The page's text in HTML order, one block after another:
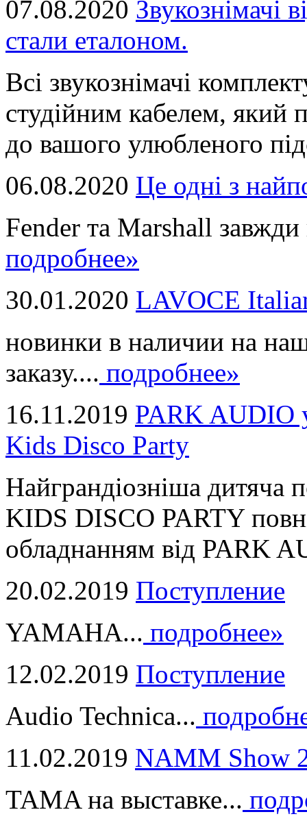
07.08.2020 Звукознімачі
стали еталоном.
Всі звукознімачі
студійним кабелем, який
до вашого улюбленого
06.08.2020 Це однi з
Fender та Marshall завжди
подробнее»
30.01.2020 LAVOCE
новинки в наличии на
заказу.... подробнее»
16.11.2019 PARK AUDIO
Kids Disco Party
Найграндіозніша дитяча
KIDS DISCO PARTY
обладнанням від PARK
20.02.2019 Поступление
YAMAHA... подробнее»
12.02.2019 Поступление
Audio Technica...
11.02.2019 NAMM Show
TAMA на выставке...